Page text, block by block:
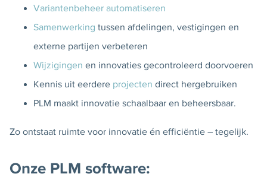
Variantenbeheer automatiseren
Samenwerking tussen afdelingen, vestigingen en
externe partijen verbeteren
Wijzigingen en innovaties gecontroleerd doorvoeren
Kennis uit eerdere projecten direct hergebruiken
PLM maakt innovatie schaalbaar en beheersbaar.
Zo ontstaat ruimte voor innovatie én efficiëntie – tegelijk.
Onze PLM software: